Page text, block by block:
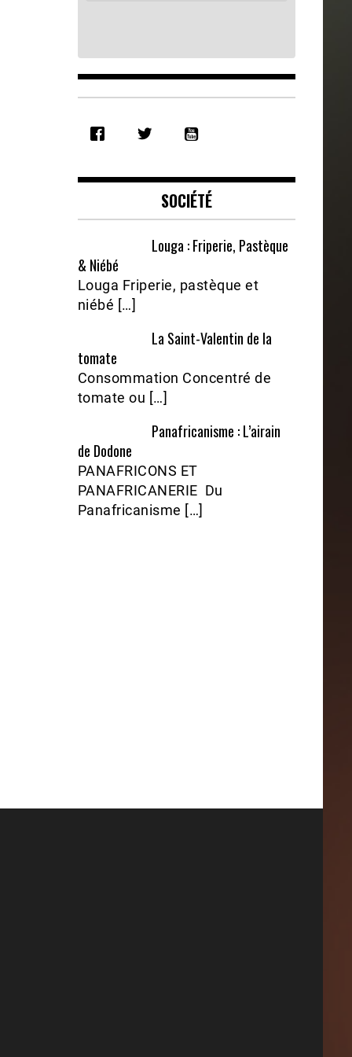
RSS FEED
EMBED
SOCIÉTÉ
Louga : Friperie, Pastèque
& Niébé
Louga Friperie, pastèque et
niébé […]
La Saint-Valentin de la
tomate
Consommation Concentré de
tomate ou […]
Panafricanisme : L’airain
de Dodone
PANAFRICONS ET
PANAFRICANERIE Du
Panafricanisme […]